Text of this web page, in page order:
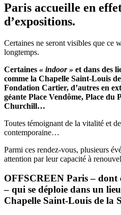
Paris accueille en
d’expositions.
Certaines ne seront visibles que ce
longtemps.
Certaines « indoor » et dans des
comme la Chapelle Saint-Louis
Fondation Cartier, d’autres en
géante Place Vendôme, Place du
Churchill…
Toutes témoignant de la vitalité et
contemporaine…
Parmi ces rendez-vous, plusieurs
attention par leur capacité à
OFFSCREEN Paris – dont
– qui se déploie dans un
Chapelle Saint-Louis de la